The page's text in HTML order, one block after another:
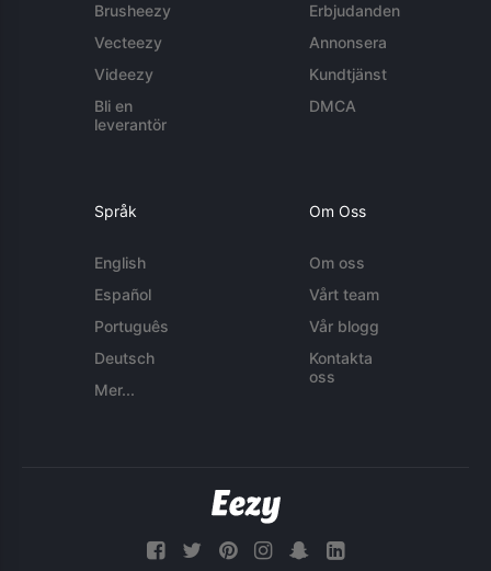
Brusheezy
Vecteezy
Videezy
Bli en
leverantör
Erbjudanden
Annonsera
Kundtjänst
DMCA
Språk
English
Español
Português
Deutsch
Mer...
Om Oss
Om oss
Vårt team
Vår blogg
Kontakta
oss